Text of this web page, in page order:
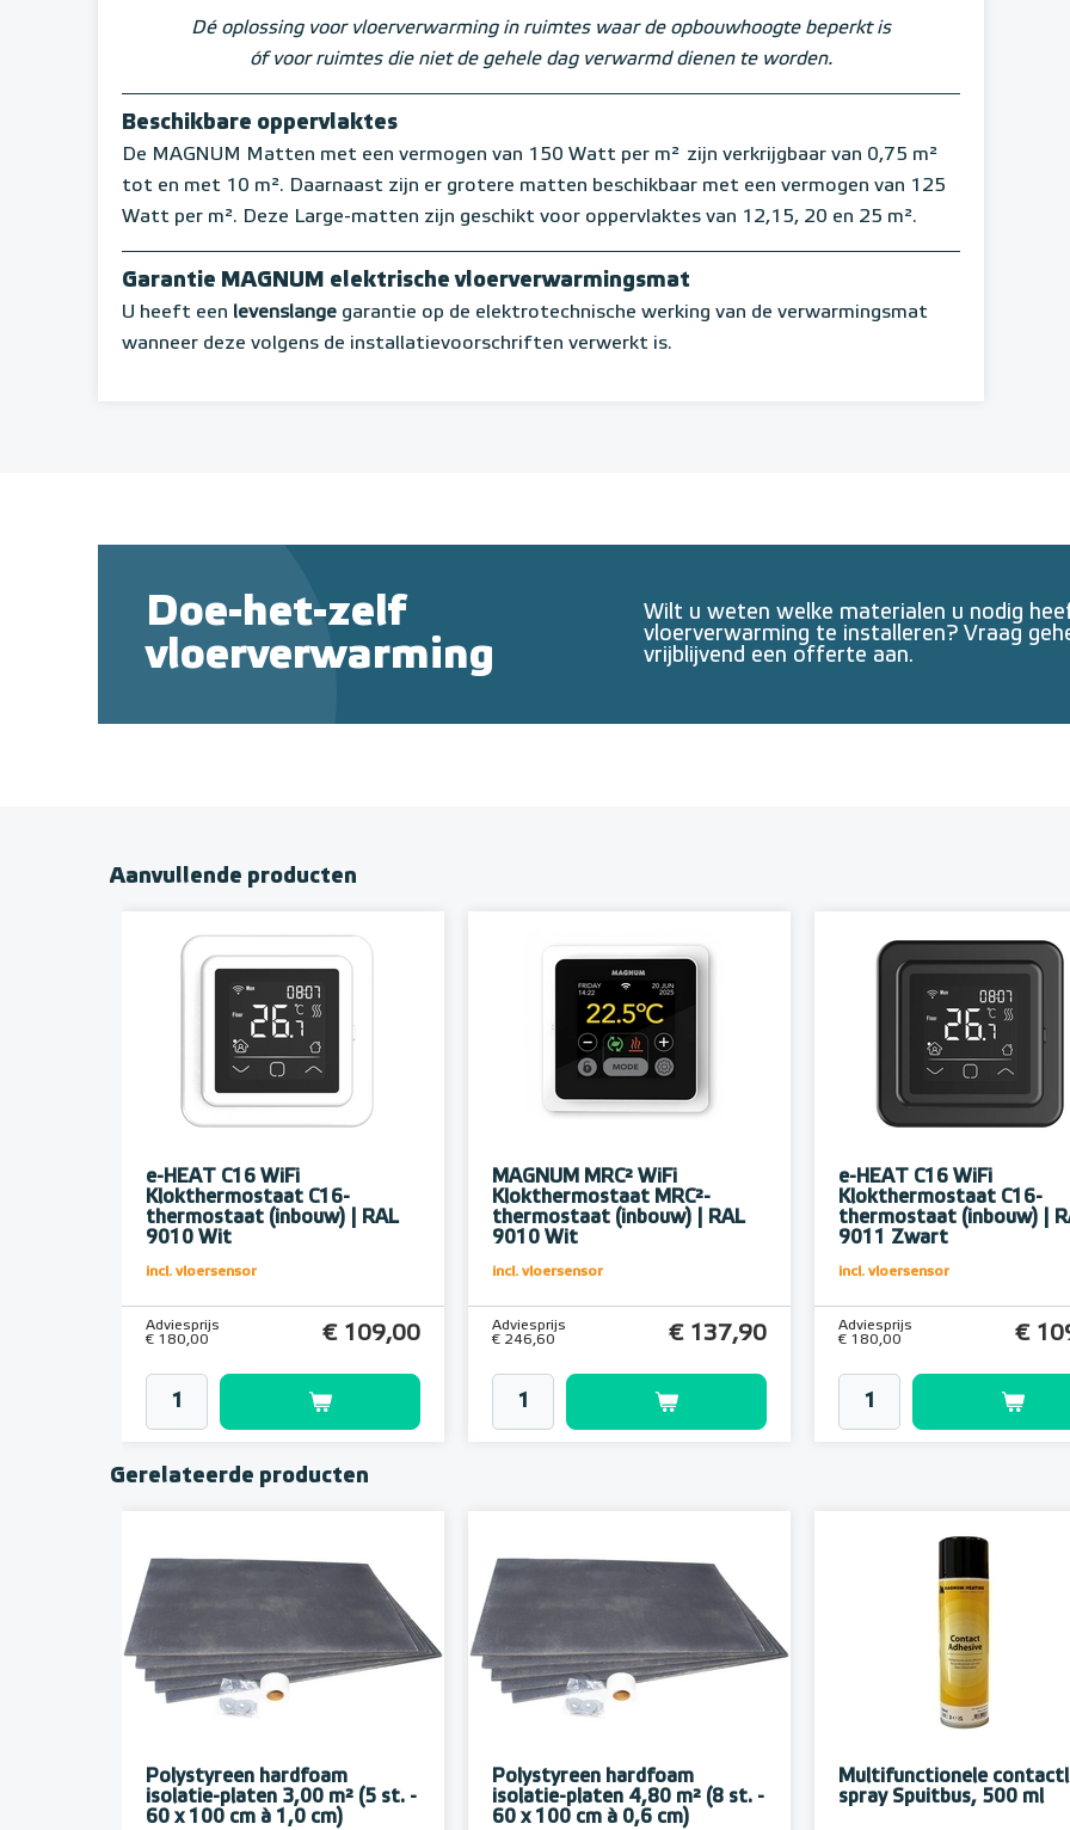
Dé oplossing voor vloerverwarming in ruimtes waar de opbouwhoogte beperkt is
óf voor ruimtes die niet de gehele dag verwarmd dienen te worden.
Beschikbare oppervlaktes
De MAGNUM Matten met een vermogen van 150 Watt per m² zijn verkrijgbaar van 0,75 m²
tot en met 10 m². Daarnaast zijn er grotere matten beschikbaar met een vermogen van 125
Watt per m². Deze Large-matten zijn geschikt voor oppervlaktes van 12,15, 20 en 25 m².
Garantie MAGNUM elektrische vloerverwarmingsmat
U heeft een levenslange garantie op de elektrotechnische werking van de verwarmingsmat
wanneer deze volgens de installatievoorschriften verwerkt is.
Doe-het-zelf
vloerverwarming
Wilt u weten welke materialen u nodig
vloerverwarming te installeren? Vraag
vrijblijvend een offerte aan.
Aanvullende producten
e-HEAT C16 WiFi
Klokthermostaat C16-
thermostaat (inbouw) | RAL
9010 Wit
incl. vloersensor
Adviesprijs
€ 180,00
€ 109,00
MAGNUM MRC² WiFi
Klokthermostaat MRC²-
thermostaat (inbouw) | RAL
9010 Wit
incl. vloersensor
Adviesprijs
€ 246,60
€ 137,90
e-HEAT C16 WiFi
Klokthermostaat C16-
thermostaat (inbouw) |
9011 Zwart
incl. vloersensor
Adviesprijs
€ 180,00
€
Gerelateerde producten
Polystyreen hardfoam
isolatie-platen 3,00 m² (5 st. -
60 x 100 cm à 1,0 cm)
Polystyreen hardfoam
isolatie-platen 4,80 m² (8 st. -
60 x 100 cm à 0,6 cm)
Multifunctionele
spray Spuitbus, 500 ml